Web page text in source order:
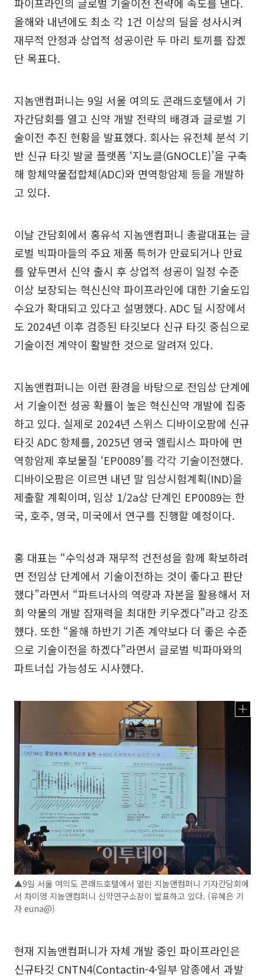
올해와 내년에도 최소 각 1건 이상의 딜을 성사시켜
재무적 안정과 상업적 성공이란 두 마리 토끼를 잡겠
단 목표다.
지놈앤컴퍼니는 9일 서울 여의도 콘래드호텔에서 기
자간담회를 열고 신약 개발 전략의 배경과 글로벌 기
술이전 추진 현황을 발표했다. 회사는 유전체 분석 기
반 신규 타깃 발굴 플랫폼 ‘지노클(GNOCLE)’을 구축
해 항체약물접합체(ADC)와 면역항암제 등을 개발하
고 있다.
이날 간담회에서 홍유석 지놈앤컴퍼니 총괄대표는 글
로벌 빅파마들의 주요 제품 특허가 만료되거나 만료
를 앞두면서 신약 출시 후 상업적 성공이 일정 수준
이상 보장되는 혁신신약 파이프라인에 대한 기술도입
수요가 확대되고 있다고 설명했다. ADC 딜 시장에서
도 2024년 이후 검증된 타깃보다 신규 타깃 중심으로
기술이전 계약이 활발한 것으로 알려져 있다.
지놈앤컴퍼니는 이런 환경을 바탕으로 전임상 단계에
서 기술이전 성공 확률이 높은 혁신신약 개발에 집중
하고 있다. 실제로 2024년 스위스 디바이오팜에 신규
타깃 ADC 항체를, 2025년 영국 엘립시스 파마에 면
역항암제 후보물질 ‘EP0089’를 각각 기술이전했다.
디바이오팜은 이르면 내년 말 임상시험계획(IND)을
제출할 계획이며, 임상 1/2a상 단계인 EP0089는 한
국, 호주, 영국, 미국에서 연구를 진행할 예정이다.
홍 대표는 “수익성과 재무적 건전성을 함께 확보하려
면 전임상 단계에서 기술이전하는 것이 좋다고 판단
했다”라면서 “파트너사의 역량과 자본을 활용해서 저
희 약물의 개발 잠재력을 최대한 키우겠다”라고 강조
했다. 또한 “올해 하반기 기존 계약보다 더 좋은 수준
으로 기술이전을 하겠다”라면서 글로벌 빅파마와의
파트너십 가능성도 시사했다.
▲9일 서울 여의도 콘래드호텔에서 열린 지놈앤컴퍼니 기자간담회에
서 차미영 지놈앤컴퍼니 신약연구소장이 발표하고 있다. (유혜은 기
자 euna@)
현재 지놈앤컴퍼니가 자체 개발 중인 파이프라인은
신규타깃 CNTN4(Contactin-4·일부 암종에서 과발